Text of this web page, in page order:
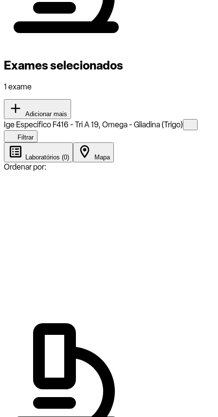
Exames selecionados
1 exame
Adicionar mais
Ige Especifico F416 - Tri A 19, Omega - Gliadina (Trigo)
Filtrar
Laboratórios (0) Mapa
Ordenar por: